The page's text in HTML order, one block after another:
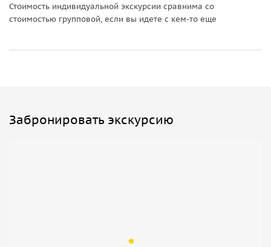
Стоимость индивидуальной экскурсии сравнима со
стоимостью групповой, если вы идете с кем-то еще
Забронировать экскурсию